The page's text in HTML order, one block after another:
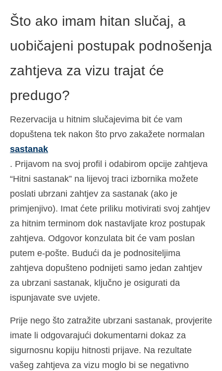
Što ako imam hitan slučaj, a
uobičajeni postupak podnošenja
zahtjeva za vizu trajat će
predugo?
Rezervacija u hitnim slučajevima bit će vam
dopuštena tek nakon što prvo zakažete normalan
sastanak
. Prijavom na svoj profil i odabirom opcije zahtjeva
“Hitni sastanak” na lijevoj traci izbornika možete
poslati ubrzani zahtjev za sastanak (ako je
primjenjivo). Imat ćete priliku motivirati svoj zahtjev
za hitnim terminom dok nastavljate kroz postupak
zahtjeva. Odgovor konzulata bit će vam poslan
putem e-pošte. Budući da je podnositeljima
zahtjeva dopušteno podnijeti samo jedan zahtjev
za ubrzani sastanak, ključno je osigurati da
ispunjavate sve uvjete.
Prije nego što zatražite ubrzani sastanak, provjerite
imate li odgovarajući dokumentarni dokaz za
sigurnosnu kopiju hitnosti prijave. Na rezultate
vašeg zahtjeva za vizu moglo bi se negativno